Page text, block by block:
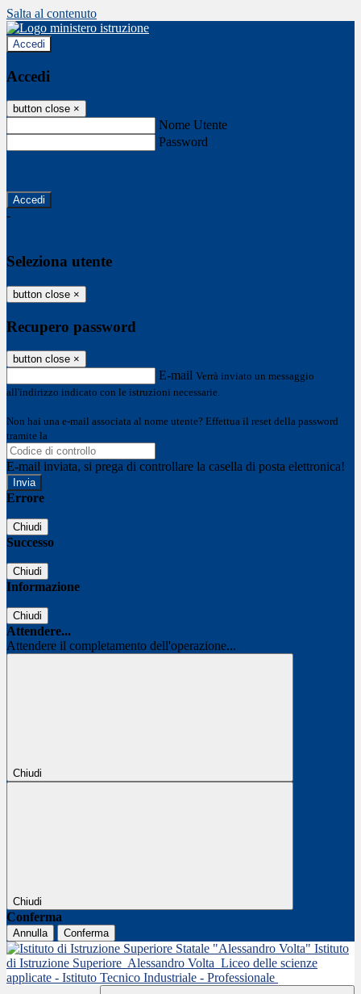
Salta al contenuto
Accedi
Accedi
button close ×
Nome Utente
Password
-
Seleziona utente
button close ×
Recupero password
button close ×
E-mail Verrà inviato un messaggio
all'indirizzo indicato con le istruzioni necessarie.
Non hai una e-mail associata al nome utente? Effettua il reset della password
tramite la
E-mail inviata, si prega di controllare la casella di posta elettronica!
Errore
Chiudi
Successo
Chiudi
Informazione
Chiudi
Attendere...
Attendere il completamento dell'operazione...
Chiudi
Chiudi
Conferma
Annulla Conferma
Istituto
di Istruzione Superiore Alessandro Volta Liceo delle scienze
applicate - Istituto Tecnico Industriale - Professionale